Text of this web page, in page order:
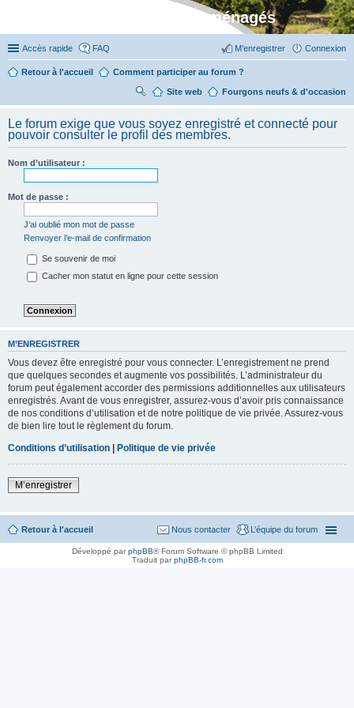
Stylevan - Vans aménagés
Accès rapide FAQ Connexion
M’enregistrer
Retour à l'accueil Comment participer au forum ?
Fourgons neufs & d'occasion
Site web
R
her
ch
er
Le forum exige que vous soyez enregistré et connecté pour
pouvoir consulter le profil des membres.
Nom d’utilisateur :
Mot de passe :
J’ai oublié mon mot de passe
Renvoyer l’e-mail de confirmation
Se souvenir de moi
Cacher mon statut en ligne pour cette session
M’ENREGISTRER
Vous devez être enregistré pour vous connecter. L’enregistrement ne prend
que quelques secondes et augmente vos possibilités. L’administrateur du
forum peut également accorder des permissions additionnelles aux utilisateurs
enregistrés. Avant de vous enregistrer, assurez-vous d’avoir pris connaissance
de nos conditions d’utilisation et de notre politique de vie privée. Assurez-vous
de bien lire tout le règlement du forum.
Conditions d’utilisation | Politique de vie privée
M’enregistrer
Retour à l'accueil L’équipe du forum
Nous contacter
Développé parphpBB® Forum Software © phpBB Limited
Traduit parphpBB-fr.com